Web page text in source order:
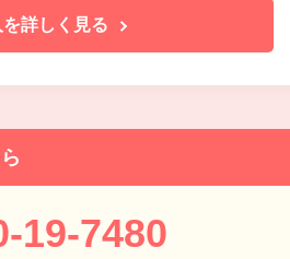
詳しく見る
19-7480